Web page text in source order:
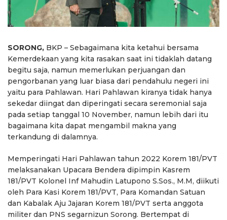
SORONG, BKP – Sebagaimana kita ketahui bersama
Kemerdekaan yang kita rasakan saat ini tidaklah datang
begitu saja, namun memerlukan perjuangan dan
pengorbanan yang luar biasa dari pendahulu negeri ini
yaitu para Pahlawan. Hari Pahlawan kiranya tidak hanya
sekedar diingat dan diperingati secara seremonial saja
pada setiap tanggal 10 November, namun lebih dari itu
bagaimana kita dapat mengambil makna yang
terkandung di dalamnya.
Memperingati Hari Pahlawan tahun 2022 Korem 181/PVT
melaksanakan Upacara Bendera dipimpin Kasrem
181/PVT Kolonel Inf Mahudin Latupono S.Sos., M.M, diikuti
oleh Para Kasi Korem 181/PVT, Para Komandan Satuan
dan Kabalak Aju Jajaran Korem 181/PVT serta anggota
militer dan PNS segarnizun Sorong. Bertempat di